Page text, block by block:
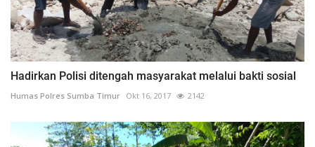
Hadirkan Polisi ditengah masyarakat melalui bakti sosial
Humas Polres Sumba Timur Okt 16, 2017 2142